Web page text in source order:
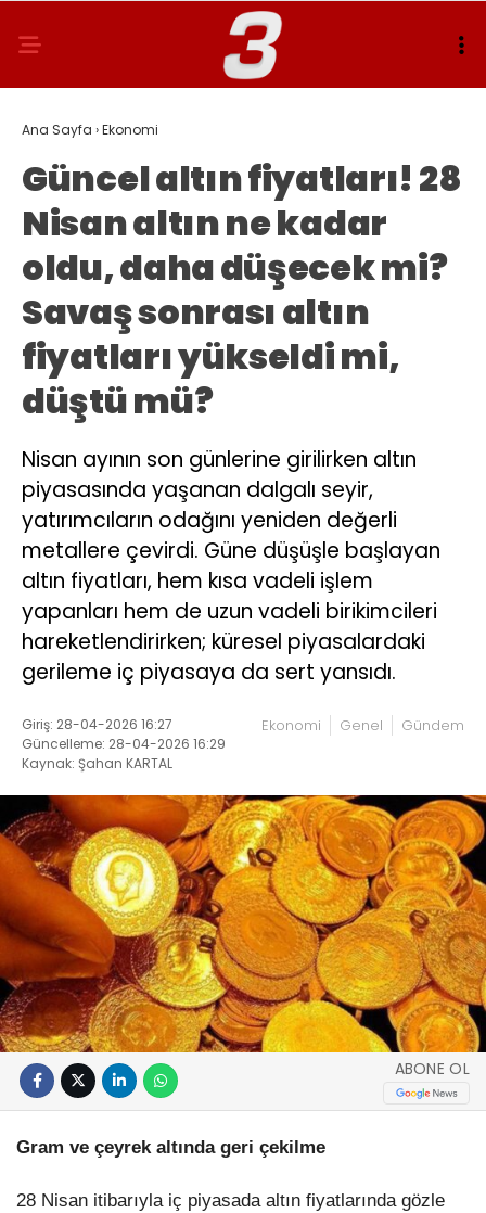
Ana Sayfa ›Ekonomi
Güncel altın fiyatları! 28
Nisan altın ne kadar
oldu, daha düşecek mi?
Savaş sonrası altın
fiyatları yükseldi mi,
düştü mü?
Nisan ayının son günlerine girilirken altın
piyasasında yaşanan dalgalı seyir,
yatırımcıların odağını yeniden değerli
metallere çevirdi. Güne düşüşle başlayan
altın fiyatları, hem kısa vadeli işlem
yapanları hem de uzun vadeli birikimcileri
hareketlendirirken; küresel piyasalardaki
gerileme iç piyasaya da sert yansıdı.
Giriş: 28-04-2026 16:27
Güncelleme: 28-04-2026 16:29
Kaynak: Şahan KARTAL
Ekonomi Genel Gündem
ABONE OL
Gram ve çeyrek altında geri çekilme
28 Nisan itibarıyla iç piyasada altın fiyatlarında gözle